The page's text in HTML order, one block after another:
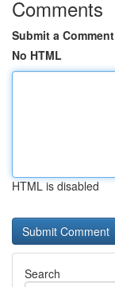
Comments
Submit a Comment
No HTML
HTML is disabled
Search